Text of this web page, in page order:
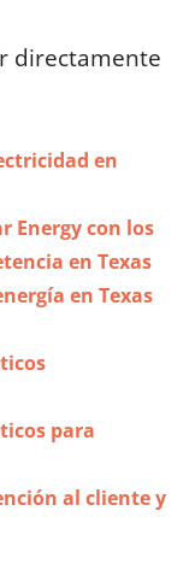
directamente
en
Energy con los
en Texas
en Texas
para
al cliente y